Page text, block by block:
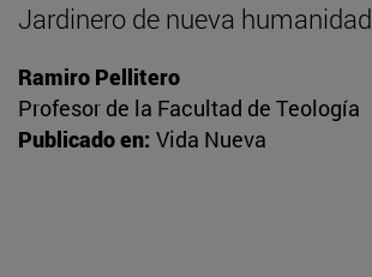
Jardinero de nueva humanidad
Ramiro Pellitero
Profesor de la Facultad de Teología
Publicado en: Vida Nueva